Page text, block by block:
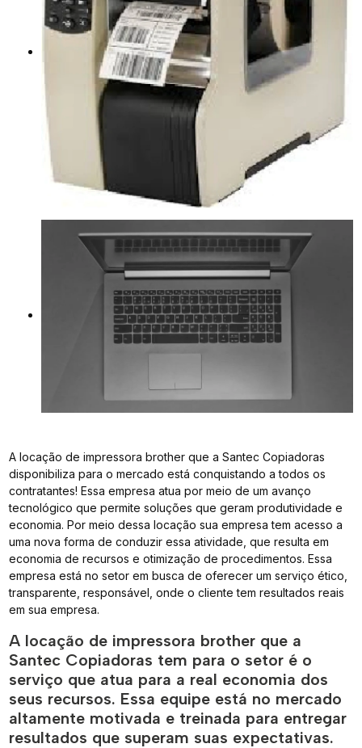
A locação de impressora brother que a Santec Copiadoras
disponibiliza para o mercado está conquistando a todos os
contratantes! Essa empresa atua por meio de um avanço
tecnológico que permite soluções que geram produtividade e
economia. Por meio dessa locação sua empresa tem acesso a
uma nova forma de conduzir essa atividade, que resulta em
economia de recursos e otimização de procedimentos. Essa
empresa está no setor em busca de oferecer um serviço ético,
transparente, responsável, onde o cliente tem resultados reais
em sua empresa.
A locação de impressora brother que a
Santec Copiadoras tem para o setor é o
serviço que atua para a real economia dos
seus recursos. Essa equipe está no mercado
altamente motivada e treinada para entregar
resultados que superam suas expectativas.